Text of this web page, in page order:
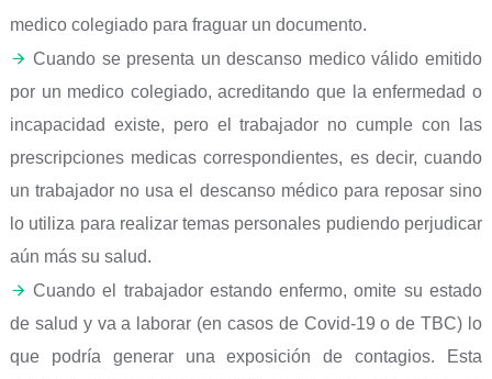
medico colegiado para fraguar un documento.
Cuando se presenta un descanso medico válido emitido
por un medico colegiado, acreditando que la enfermedad o
incapacidad existe, pero el trabajador no cumple con las
prescripciones medicas correspondientes, es decir, cuando
un trabajador no usa el descanso médico para reposar sino
lo utiliza para realizar temas personales pudiendo perjudicar
aún más su salud.
Cuando el trabajador estando enfermo, omite su estado
de salud y va a laborar (en casos de Covid-19 o de TBC) lo
que podría generar una exposición de contagios. Esta